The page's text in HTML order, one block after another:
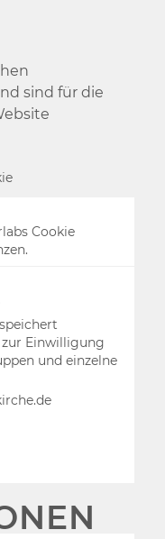
sind für die
Cookie
Einwilligung
und einzelne